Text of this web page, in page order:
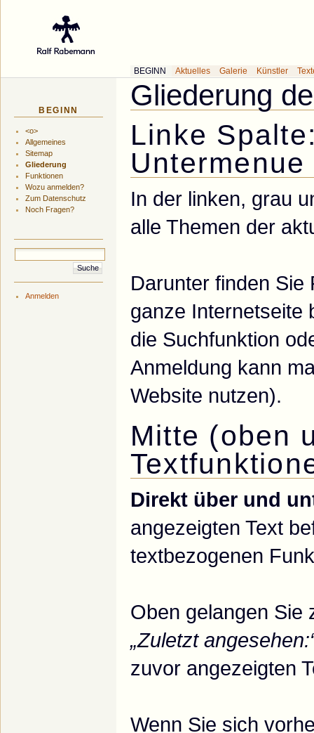
BEGINN Aktuelles Galerie Künstler
BEGINN
<o>
Allgemeines
Sitemap
Gliederung
Funktionen
Wozu anmelden?
Zum Datenschutz
Noch Fragen?
Anmelden
Gliederung
Linke
Untermenue
In der linken, grau
alle Themen der
Darunter finden Sie
ganze Internetseite
die Suchfunktion
Anmeldung kann
Website nutzen).
Mitte (oben
Direkt über und
angezeigten Text
textbezogenen
Oben gelangen Sie
„Zuletzt
zuvor angezeigten
Wenn Sie sich